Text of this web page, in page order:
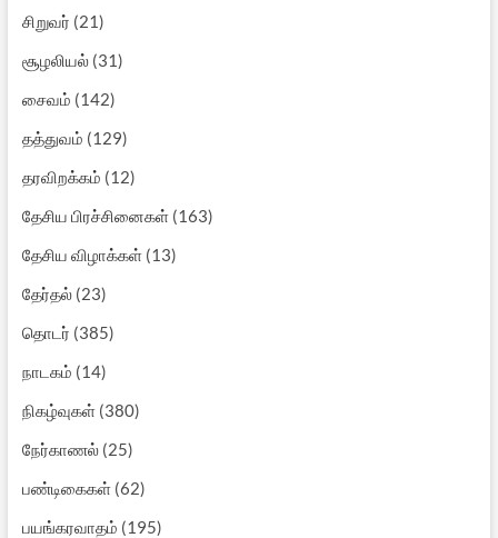
சிறுவர் (21)
சூழலியல்(31)
சைவம் (142)
தத்துவம் (129)
தரவிறக்கம் (12)
தேசிய பிரச்சினைகள்(163)
தேசிய விழாக்கள்(13)
தேர்தல்(23)
தொடர் (385)
நாடகம் (14)
நிகழ்வுகள்(380)
நேர்காணல்(25)
பண்டிகைகள்(62)
பயங்கரவாதம் (195)